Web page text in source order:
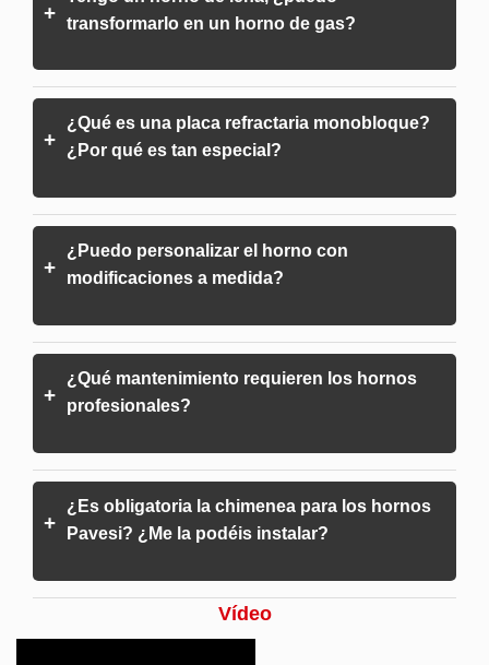
+ transformarlo en un horno de gas?
+
¿Qué es una placa refractaria monobloque?
¿Por qué es tan especial?
+
¿Puedo personalizar el horno con
modificaciones a medida?
+
¿Qué mantenimiento requieren los hornos
profesionales?
+
¿Es obligatoria la chimenea para los hornos
Pavesi? ¿Me la podéis instalar?
Vídeo